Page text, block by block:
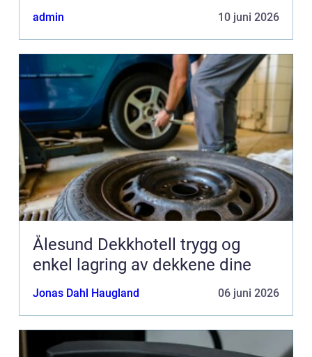
admin 10 juni 2026
Ålesund Dekkhotell trygg og
enkel lagring av dekkene dine
Jonas Dahl Haugland 06 juni 2026